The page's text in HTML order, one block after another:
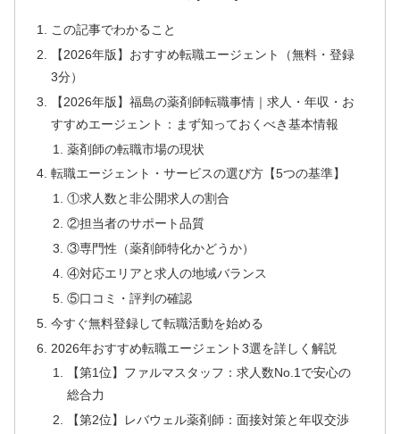
この記事でわかること
【2026年版】おすすめ転職エージェント（無料・登録
3分）
【2026年版】福島の薬剤師転職事情｜求人・年収・お
すすめエージェント：まず知っておくべき基本情報
薬剤師の転職市場の現状
転職エージェント・サービスの選び方【5つの基準】
①求人数と非公開求人の割合
②担当者のサポート品質
③専門性（薬剤師特化かどうか）
④対応エリアと求人の地域バランス
⑤口コミ・評判の確認
今すぐ無料登録して転職活動を始める
2026年おすすめ転職エージェント3選を詳しく解説
【第1位】ファルマスタッフ：求人数No.1で安心の
総合力
【第2位】レバウェル薬剤師：面接対策と年収交渉